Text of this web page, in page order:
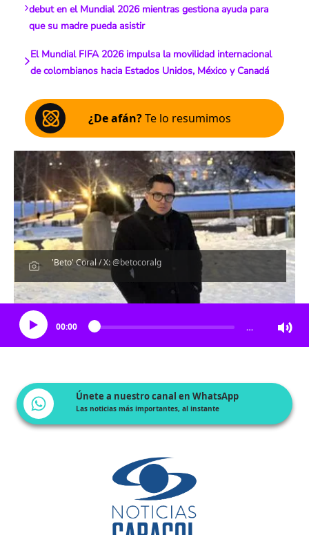
debut en el Mundial 2026 mientras gestiona ayuda para
que su madre pueda asistir
El Mundial FIFA 2026 impulsa la movilidad internacional
de colombianos hacia Estados Unidos, México y Canadá
¿De afán?Te lo resumimos
'Beto' Coral / X: @betocoralg
Escucha el artículo
00:00 …
Únete a nuestro canal en WhatsApp
Las noticias más importantes, al instante